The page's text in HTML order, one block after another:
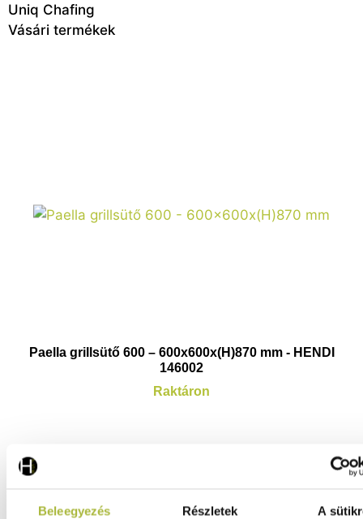
Beleegyezés Részletek A
Uniq Chafing
Vásári termékek
Paella grillsütő 600 – 600x600x(H)870 mm - HENDI
146002
Raktáron